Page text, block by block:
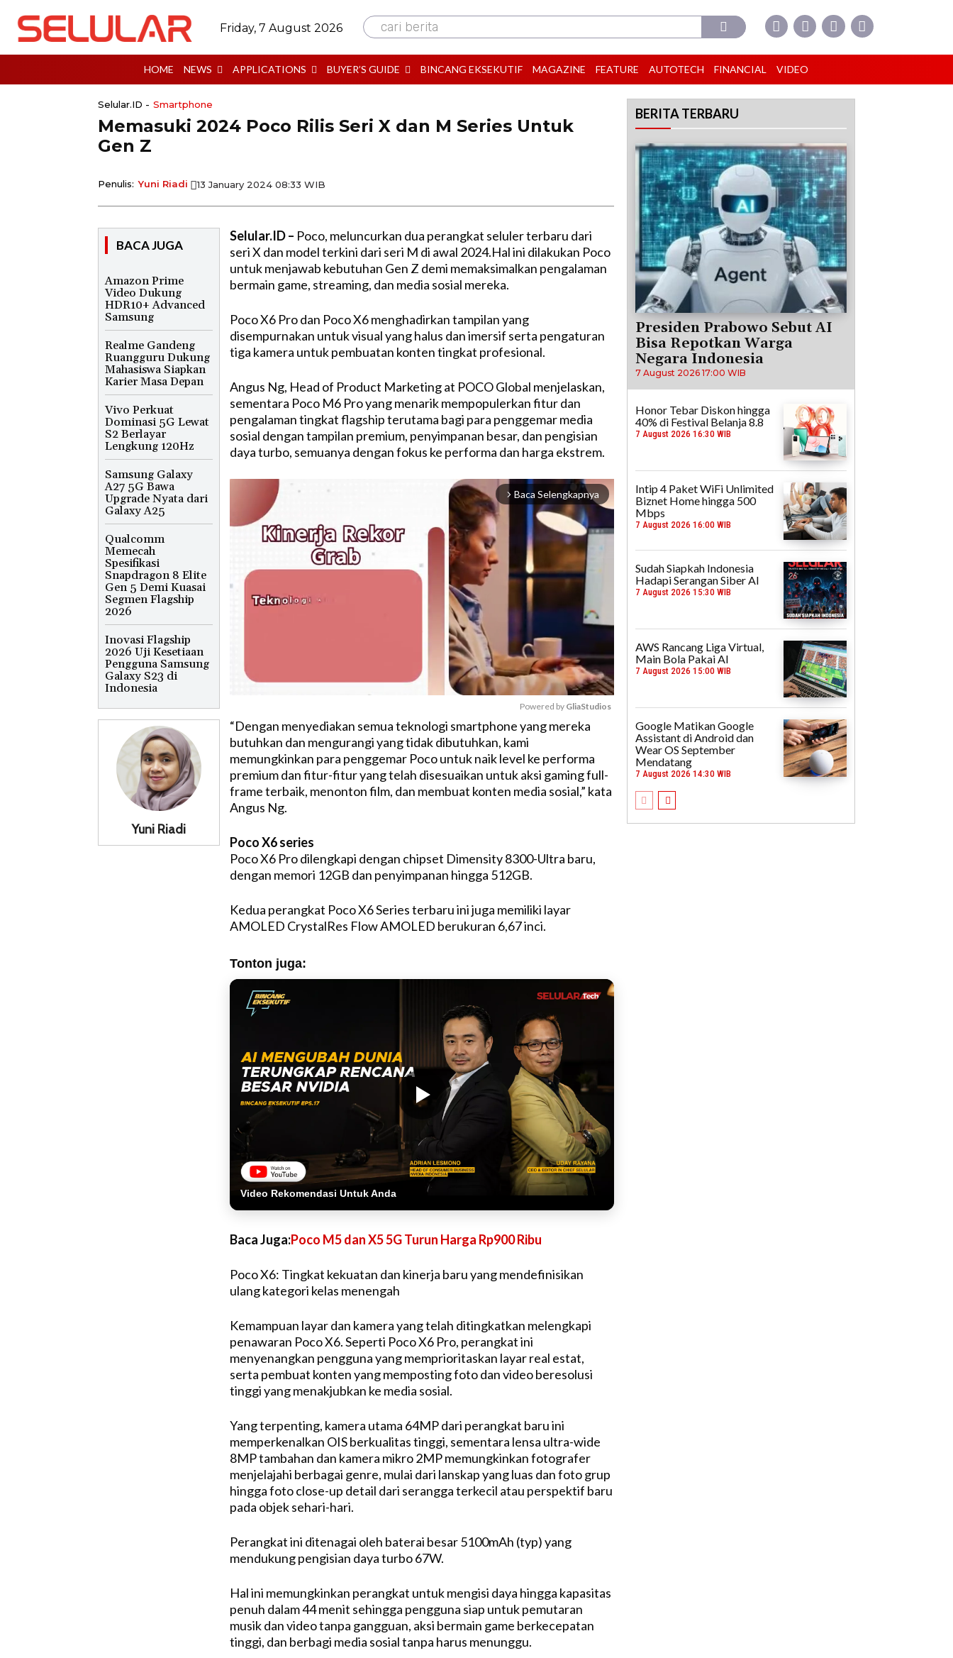
Friday, 7 August 2026 cari berita
HOME NEWS APPLICATIONS BUYER’S GUIDE BINCANG EKSEKUTIF MAGAZINE FEATURE AUTOTECH FINANCIAL VIDEO
Selular.ID - Smartphone
Memasuki 2024 Poco Rilis Seri X dan M Series Untuk
Gen Z
Penulis: Yuni Riadi 13 January 2024 08:33 WIB
BACA JUGA
Amazon Prime
Video Dukung
HDR10+ Advanced
Samsung
Realme Gandeng
Ruangguru Dukung
Mahasiswa Siapkan
Karier Masa Depan
Vivo Perkuat
Dominasi 5G Lewat
S2 Berlayar
Lengkung 120Hz
Samsung Galaxy
A27 5G Bawa
Upgrade Nyata dari
Galaxy A25
Qualcomm
Memecah
Spesifikasi
Snapdragon 8 Elite
Gen 5 Demi Kuasai
Segmen Flagship
2026
Inovasi Flagship
2026 Uji Kesetiaan
Pengguna Samsung
Galaxy S23 di
Indonesia
Yuni Riadi
Selular.ID – Poco, meluncurkan dua perangkat seluler terbaru dari
seri X dan model terkini dari seri M di awal 2024.Hal ini dilakukan Poco
untuk menjawab kebutuhan Gen Z demi memaksimalkan pengalaman
bermain game, streaming, dan media sosial mereka.
Poco X6 Pro dan Poco X6 menghadirkan tampilan yang
disempurnakan untuk visual yang halus dan imersif serta pengaturan
tiga kamera untuk pembuatan konten tingkat profesional.
Angus Ng, Head of Product Marketing at POCO Global menjelaskan,
sementara Poco M6 Pro yang menarik mempopulerkan fitur dan
pengalaman tingkat flagship terutama bagi para penggemar media
sosial dengan tampilan premium, penyimpanan besar, dan pengisian
daya turbo, semuanya dengan fokus ke performa dan harga ekstrem.
arrow_forward_ios Baca Selengkapnya
u
t
Powered by GliaStudios
“Dengan menyediakan semua teknologi smartphone yang mereka
butuhkan dan mengurangi yang tidak dibutuhkan, kami
memungkinkan para penggemar Poco untuk naik level ke performa
premium dan fitur-fitur yang telah disesuaikan untuk aksi gaming full-
frame terbaik, menonton film, dan membuat konten media sosial,” kata
Angus Ng.
Poco X6 series
Poco X6 Pro dilengkapi dengan chipset Dimensity 8300-Ultra baru,
dengan memori 12GB dan penyimpanan hingga 512GB.
Kedua perangkat Poco X6 Series terbaru ini juga memiliki layar
AMOLED CrystalRes Flow AMOLED berukuran 6,67 inci.
Tonton juga:
Video Rekomendasi Untuk Anda
Baca Juga:Poco M5 dan X5 5G Turun Harga Rp900 Ribu
Poco X6: Tingkat kekuatan dan kinerja baru yang mendefinisikan
ulang kategori kelas menengah
Kemampuan layar dan kamera yang telah ditingkatkan melengkapi
penawaran Poco X6. Seperti Poco X6 Pro, perangkat ini
menyenangkan pengguna yang memprioritaskan layar real estat,
serta pembuat konten yang memposting foto dan video beresolusi
tinggi yang menakjubkan ke media sosial.
Yang terpenting, kamera utama 64MP dari perangkat baru ini
memperkenalkan OIS berkualitas tinggi, sementara lensa ultra-wide
8MP tambahan dan kamera mikro 2MP memungkinkan fotografer
menjelajahi berbagai genre, mulai dari lanskap yang luas dan foto grup
hingga foto close-up detail dari serangga terkecil atau perspektif baru
pada objek sehari-hari.
Perangkat ini ditenagai oleh baterai besar 5100mAh (typ) yang
mendukung pengisian daya turbo 67W.
Hal ini memungkinkan perangkat untuk mengisi daya hingga kapasitas
penuh dalam 44 menit sehingga pengguna siap untuk pemutaran
musik dan video tanpa gangguan, aksi bermain game berkecepatan
tinggi, dan berbagi media sosial tanpa harus menunggu.
BERITA TERBARU
Presiden Prabowo Sebut AI
Bisa Repotkan Warga
Negara Indonesia
7 August 2026 17:00 WIB
Honor Tebar Diskon hingga
40% di Festival Belanja 8.8
7 August 2026 16:30 WIB
Intip 4 Paket WiFi Unlimited
Biznet Home hingga 500
Mbps
7 August 2026 16:00 WIB
Sudah Siapkah Indonesia
Hadapi Serangan Siber AI
7 August 2026 15:30 WIB
AWS Rancang Liga Virtual,
Main Bola Pakai AI
7 August 2026 15:00 WIB
Google Matikan Google
Assistant di Android dan
Wear OS September
Mendatang
7 August 2026 14:30 WIB